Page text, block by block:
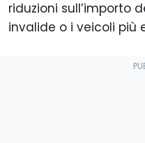
riduzioni sull’importo
invalide o i veicoli più